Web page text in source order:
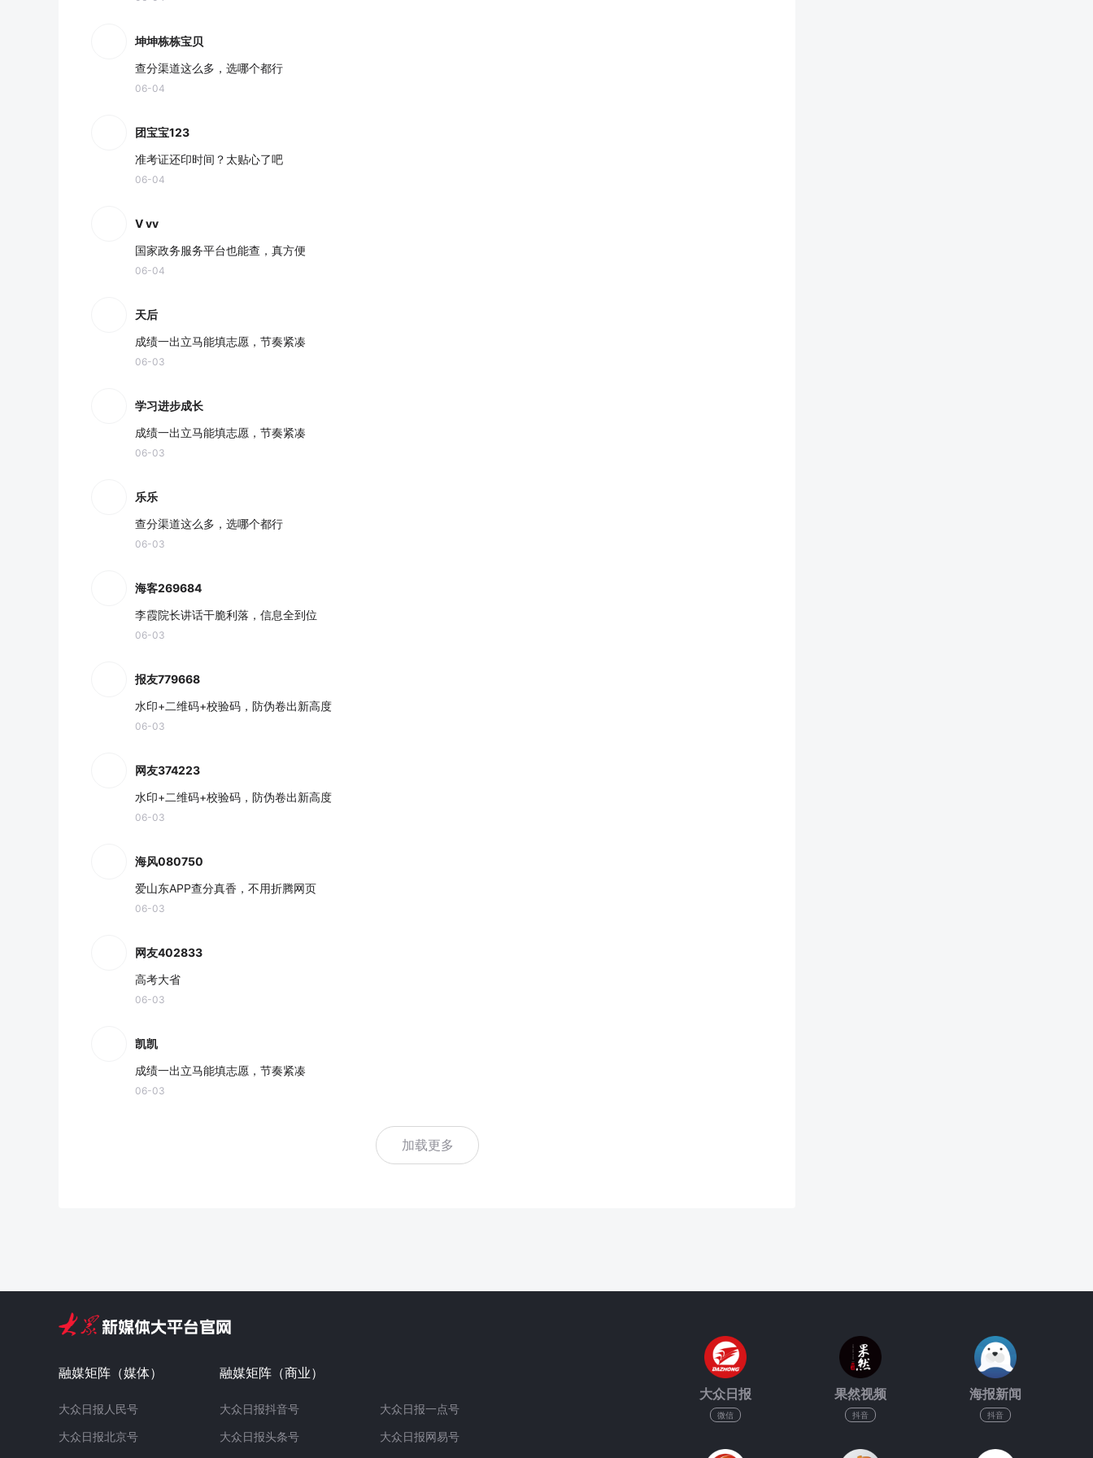
坤坤栋栋宝贝
查分渠道这么多，选哪个都行
06-04
团宝宝123
准考证还印时间？太贴心了吧
06-04
V vv
国家政务服务平台也能查，真方便
06-04
天后
成绩一出立马能填志愿，节奏紧凑
06-03
学习进步成长
成绩一出立马能填志愿，节奏紧凑
06-03
乐乐
查分渠道这么多，选哪个都行
06-03
海客269684
李霞院长讲话干脆利落，信息全到位
06-03
报友779668
水印+二维码+校验码，防伪卷出新高度
06-03
网友374223
水印+二维码+校验码，防伪卷出新高度
06-03
海风080750
爱山东APP查分真香，不用折腾网页
06-03
网友402833
高考大省
06-03
凯凯
成绩一出立马能填志愿，节奏紧凑
06-03
加载更多
融媒矩阵（媒体）
大众日报人民号
大众日报北京号
融媒矩阵（商业）
大众日报抖音号
大众日报头条号
大众日报一点号
大众日报网易号
大众日报
微信
果然视频
抖音
海报新闻
抖音